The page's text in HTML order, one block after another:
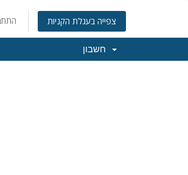
צפייה בעגלת הקניות